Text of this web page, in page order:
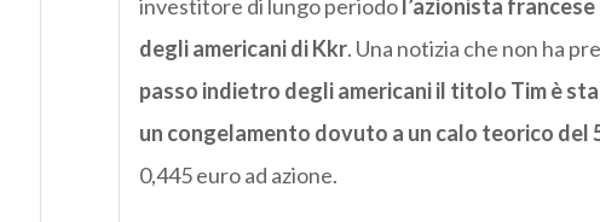
investitore di lungo periodol’azionista
degli americani di Kkr. Una notizia che non ha
passo indietro degli americani il titolo Tim è
un congelamento dovuto a un calo teorico del
0,445 euro ad azione.